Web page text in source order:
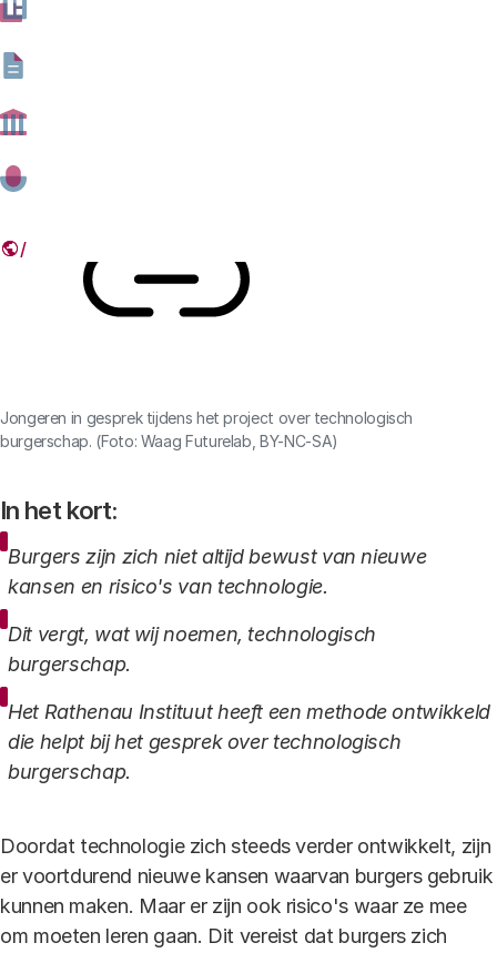
professionals.
16 APRIL 2025
Jongeren in gesprek tijdens het project over technologisch
burgerschap. (Foto: Waag Futurelab, BY-NC-SA)
In het kort:
Burgers zijn zich niet altijd bewust van nieuwe
kansen en risico's van technologie.
Dit vergt, wat wij noemen, technologisch
burgerschap.
Het Rathenau Instituut heeft een methode ontwikkeld
die helpt bij het gesprek over technologisch
burgerschap.
Doordat technologie zich steeds verder ontwikkelt, zijn
er voortdurend nieuwe kansen waarvan burgers gebruik
kunnen maken. Maar er zijn ook risico's waar ze mee
om moeten leren gaan. Dit vereist dat burgers zich